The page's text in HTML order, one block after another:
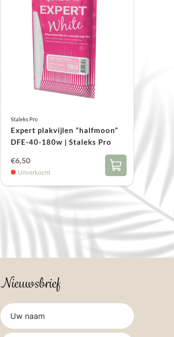
Staleks Pro
Expert plakvijlen “halfmoon”
DFE-40-180w | Staleks Pro
€6,50
Uitverkocht
Nieuwsbrief